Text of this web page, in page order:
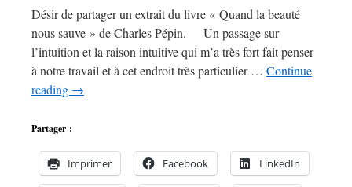
Désir de partager un extrait du livre « Quand la beauté
nous sauve » de Charles Pépin. Un passage sur
l’intuition et la raison intuitive qui m’a très fort fait penser
à notre travail et à cet endroit très particulier … Continue
reading →
Partager :
Imprimer Facebook LinkedIn